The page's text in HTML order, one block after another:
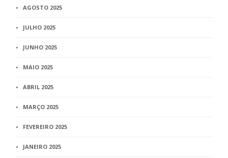
AGOSTO 2025
JULHO 2025
JUNHO 2025
MAIO 2025
ABRIL 2025
MARÇO 2025
FEVEREIRO 2025
JANEIRO 2025